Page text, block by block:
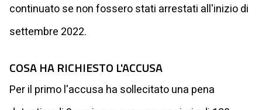
continuato se non fossero stati arrestati all'inizio di
settembre 2022.
COSA HA RICHIESTO L'ACCUSA
Per il primo l'accusa ha sollecitato una pena